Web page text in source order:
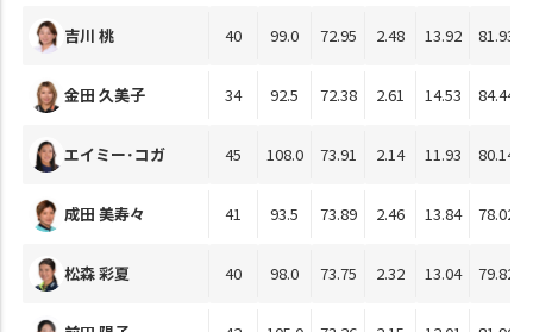
吉川 桃 40 99.0 72.95 2.48 13.92 81.93
金田 久美子 34 92.5 72.38 2.61 14.53 84.44
エイミー･コガ 45 108.0 73.91 2.14 11.93 80.14
成田 美寿々 41 93.5 73.89 2.46 13.84 78.02
松森 彩夏 40 98.0 73.75 2.32 13.04 79.82